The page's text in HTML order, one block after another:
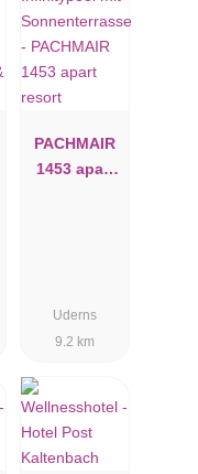
PACHMAIR
1453 apart
Uderns
9.2 km